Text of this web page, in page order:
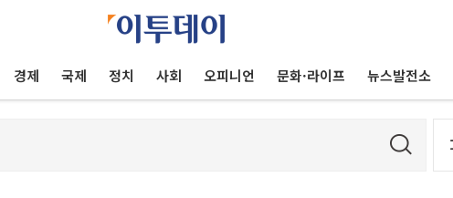
경제 국제 정치 사회 오피니언 문화·라이프 뉴스발전소